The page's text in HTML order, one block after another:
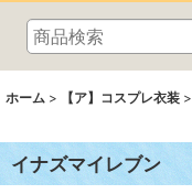
ホーム > 【ア】コスプレ衣装 >
イナズマイレブン